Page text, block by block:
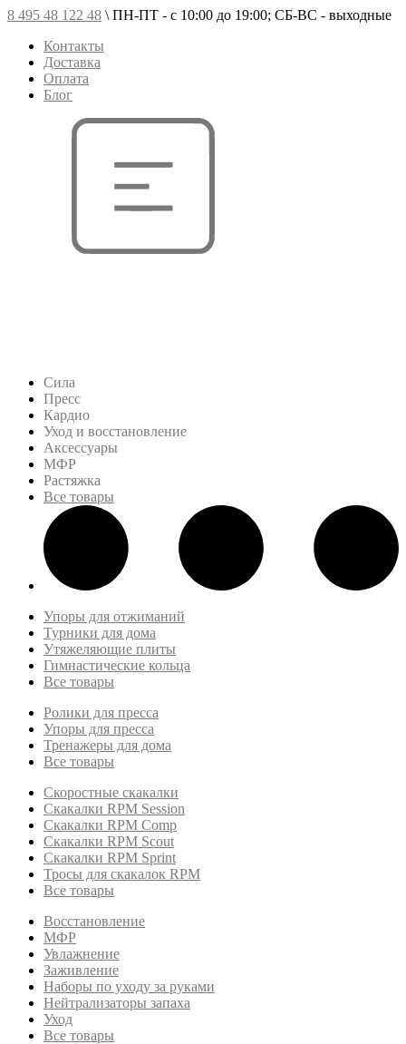
8 495 48 122 48 \ ПН-ПТ - с 10:00 до 19:00; СБ-ВС - выходные
Контакты
Доставка
Оплата
Блог
Сила
Пресс
Кардио
Уход и восстановление
Аксессуары
МФР
Растяжка
Все товары
Упоры для отжиманий
Турники для дома
Утяжеляющие плиты
Гимнастические кольца
Все товары
Ролики для пресса
Упоры для пресса
Тренажеры для дома
Все товары
Скоростные скакалки
Скакалки RPM Session
Скакалки RPM Comp
Скакалки RPM Scout
Скакалки RPM Sprint
Тросы для скакалок RPM
Все товары
Восстановление
МФР
Увлажнение
Заживление
Наборы по уходу за руками
Нейтрализаторы запаха
Уход
Все товары